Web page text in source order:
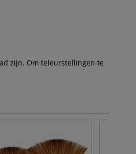
zijn. Om teleurstellingen te